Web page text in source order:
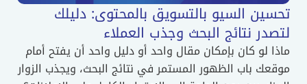
تحسين السيو بالتسويق بالمحتوى: دليلك
لتصدر نتائج البحث وجذب العملاء
ماذا لو كان بإمكان مقال واحد أو دليل واحد أن يفتح أمام
موقعك باب الظهور المستمر في نتائج البحث، ويجذب الزوار